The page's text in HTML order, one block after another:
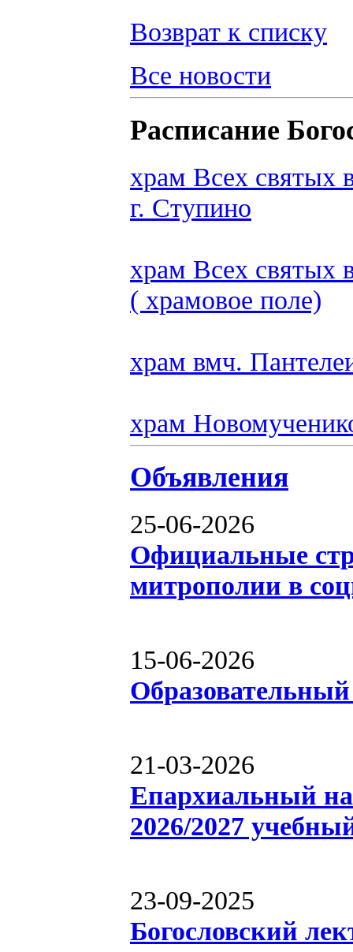
Возврат к списку
Все новости
Расписание
храм Всех святых
г. Ступино
храм Всех святых
( храмовое поле)
храм вмч.
храм
Объявления
25-06-2026
Официальные
митрополии в
15-06-2026
21-03-2026
Епархиальный
2026/2027
23-09-2025
Богословский